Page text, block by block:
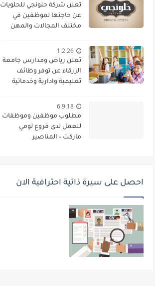
تعلن شركة حلونجي للحلويات
عن حاجتها لموظفين في
مختلف المجالات والمهن
1.2.26
تعلن رياض ومدارس جامعة
الزرقاء عن توفر وظائف
تعليمية وادارية وخدماتية
6.9.18
مطلوب موظفين وموظفات
للعمل لدى فروع لومي
ماركت – المناصير
احصل على سيرة ذاتية احترافية الان